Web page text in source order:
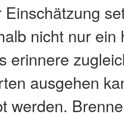
Einschätzung
nicht nur ein
erinnere
ausgehen
werden.